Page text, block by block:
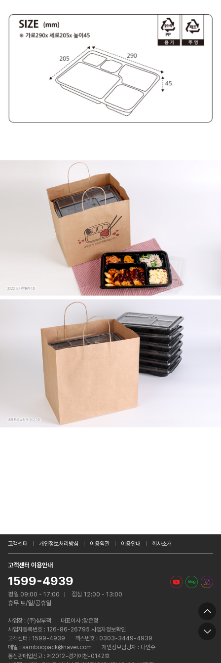
고객센터 개인정보처리방침 이용약관 이용안내 회사소개
고객센터 이용안내
1599-4939
평일 09:00 - 17:00
점심 12:00 - 13:00
휴무 토/일/공휴일
사업장 : (주)삼부팩
대표이사 :장은정
사업자등록번호 : 126-86-26795 사업자정보확인
고객센터 : 1599-4939
팩스번호 : 0303-3449-4939
메일 : samboopack@naver.com
개인정보담당자 : 나인수
통신판매업신고 : 제2012-경기이천-0142호